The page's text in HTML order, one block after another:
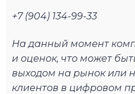
+7 (904) 134-99-33
На данный момент
и оценок, что может
выходом на рынок или
клиентов в цифровом